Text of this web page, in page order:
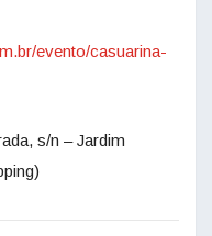
evento/casuarina-
s/n – Jardim